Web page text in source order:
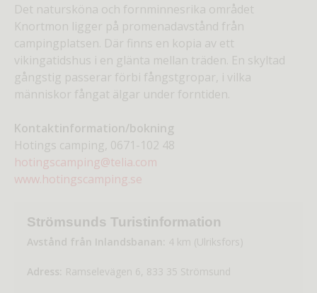
Det natursköna och fornminnesrika området
Knortmon ligger på promenadavstånd från
campingplatsen. Där finns en kopia av ett
vikingatidshus i en glänta mellan träden. En skyltad
gångstig passerar förbi fångstgropar, i vilka
människor fångat älgar under forntiden.
Kontaktinformation/bokning
Hotings camping, 0671-102 48
hotingscamping@telia.com
www.hotingscamping.se
Strömsunds Turistinformation
Avstånd från Inlandsbanan: 4 km (Ulriksfors)
Adress: Ramselevägen 6, 833 35 Strömsund